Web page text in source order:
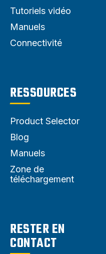
Tutoriels vidéo
Manuels
Connectivité
RESSOURCES
Product Selector
Blog
Manuels
Zone de
téléchargement
RESTER EN
CONTACT